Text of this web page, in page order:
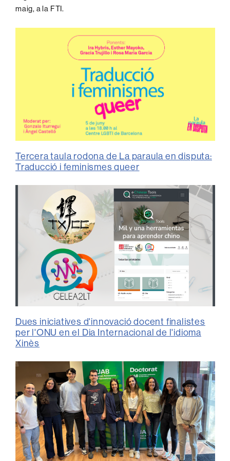
maig, a la FTI.
Tercera taula rodona de La paraula en disputa:
Traducció i feminismes queer
Dues iniciatives d'innovació docent finalistes
per l'ONU en el Dia Internacional de l'idioma
Xinès